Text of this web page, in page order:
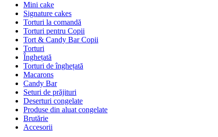
Mini cake
Signature cakes
Torturi la comandă
Torturi pentru Copii
Tort & Candy Bar Copii
Torturi
Înghețată
Torturi de înghețată
Macarons
Candy Bar
Seturi de prăjituri
Deserturi congelate
Produse din aluat congelate
Brutărie
Accesorii